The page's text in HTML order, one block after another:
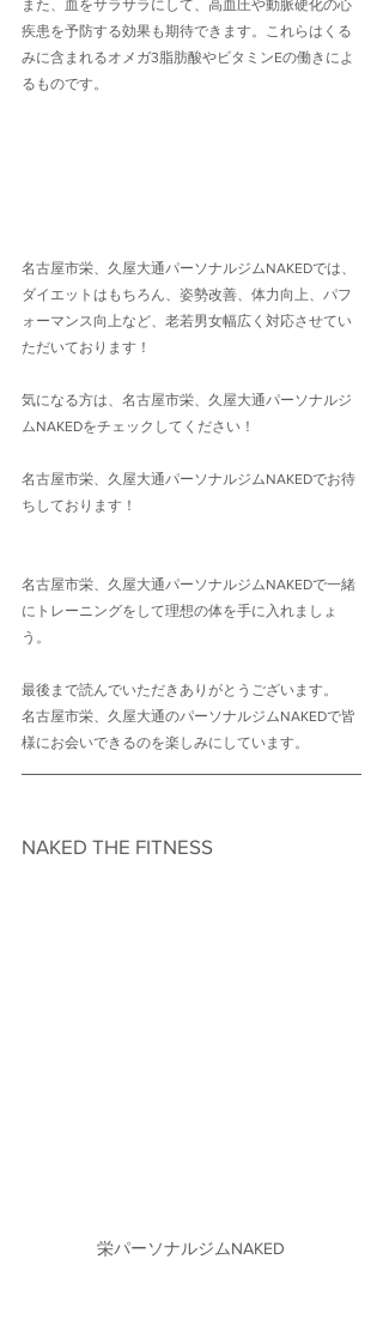
また、血をサラサラにして、高血圧や動脈硬化の心
疾患を予防する効果も期待できます。これらはくる
みに含まれるオメガ3脂肪酸やビタミンEの働きによ
るものです。
名古屋市栄、久屋大通パーソナルジムNAKEDでは、
ダイエットはもちろん、姿勢改善、体力向上、パフ
ォーマンス向上など、老若男女幅広く対応させてい
ただいております！
気になる方は、名古屋市栄、久屋大通パーソナルジ
ムNAKEDをチェックしてください！
名古屋市栄、久屋大通パーソナルジムNAKEDでお待
ちしております！
名古屋市栄、久屋大通パーソナルジムNAKEDで一緒
にトレーニングをして理想の体を手に入れましょ
う。
最後まで読んでいただきありがとうございます。
名古屋市栄、久屋大通のパーソナルジムNAKEDで皆
様にお会いできるのを楽しみにしています。
NAKED THE FITNESS
栄パーソナルジムNAKED